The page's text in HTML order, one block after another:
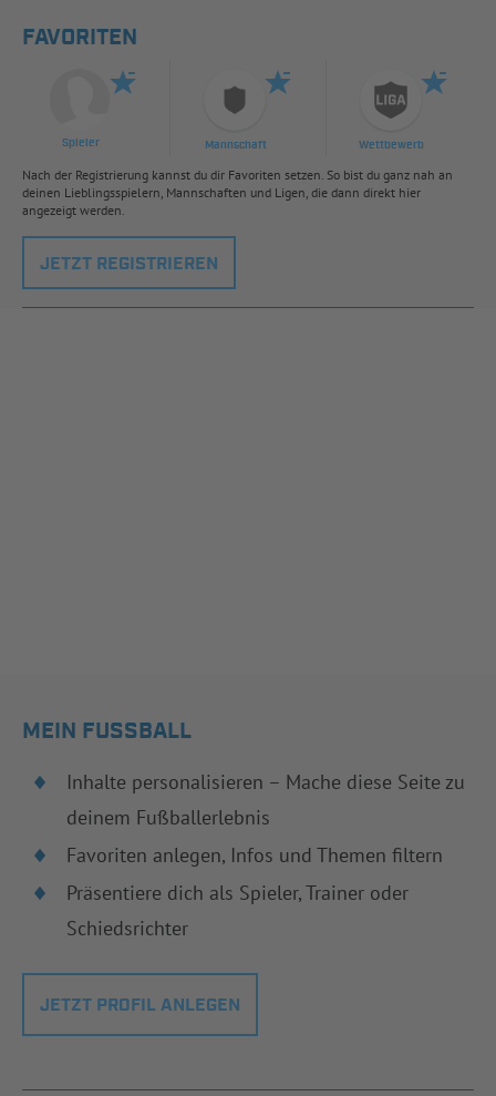
FAVORITEN
Spieler Mannschaft Wettbewerb
Nach der Registrierung kannst du dir Favoriten setzen. So bist du ganz nah an
deinen Lieblingsspielern, Mannschaften und Ligen, die dann direkt hier
angezeigt werden.
JETZT REGISTRIEREN
MEIN FUSSBALL
Inhalte personalisieren – Mache diese Seite zu
deinem Fußballerlebnis
Favoriten anlegen, Infos und Themen filtern
Präsentiere dich als Spieler, Trainer oder
Schiedsrichter
JETZT PROFIL ANLEGEN